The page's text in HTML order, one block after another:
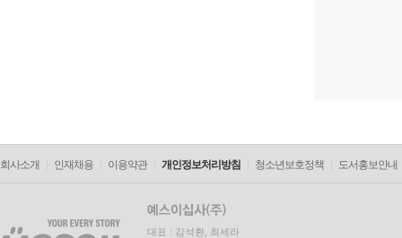
회사소개 인재채용 이용약관 개인정보처리방침 청소년보호정책 도서홍보안내
대표 : 김석환, 최세라